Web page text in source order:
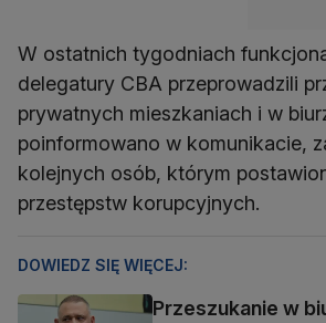
W ostatnich tygodniach
delegatury CBA przeprowadzili
prywatnych mieszkaniach i w
poinformowano w komunikacie,
kolejnych osób, którym
przestępstw korupcyjnych.
DOWIEDZ SIĘ WIĘCEJ:
Przeszukanie w